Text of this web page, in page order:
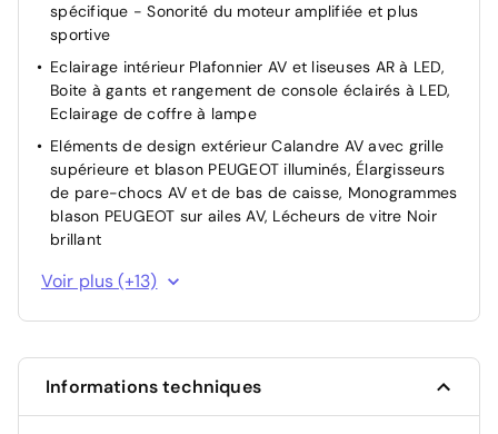
spécifique - Sonorité du moteur amplifiée et plus
sportive
Eclairage intérieur Plafonnier AV et liseuses AR à LED,
Boite à gants et rangement de console éclairés à LED,
Eclairage de coffre à lampe
Eléments de design extérieur Calandre AV avec grille
supérieure et blason PEUGEOT illuminés, Élargisseurs
de pare-chocs AV et de bas de caisse, Monogrammes
blason PEUGEOT sur ailes AV, Lécheurs de vitre Noir
brillant
Eléments de design intérieur Planche de bord moussée
avec décor Alcantara, jonc chromé transversal, et
surpiqûres vert Adamite, Panneaux de portes avec
doubles surpiqûres vert Adamite / gris Tramontane,
Planche de bord et panneaux de portes AV avec
éclairage d'ambiance, Accoudoirs de portes en
Voir plus (+13)
Informations techniques